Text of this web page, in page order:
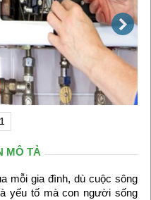
1
MÔ TẢ
mỗi gia đình, dù cuộc sông
yếu tố mà con người sống